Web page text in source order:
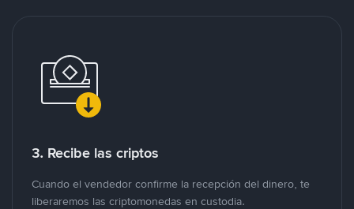
3. Recibe las criptos
Cuando el vendedor confirme la recepción del dinero, te
liberaremos las criptomonedas en custodia.